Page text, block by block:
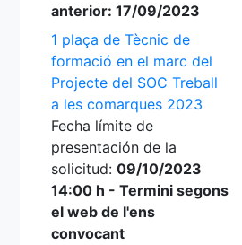
anterior: 17/09/2023
1 plaça de Tècnic de
formació en el marc del
Projecte del SOC Treball
a les comarques 2023
Fecha límite de
presentación de la
solicitud: 09/10/2023
14:00 h - Termini segons
el web de l'ens
convocant